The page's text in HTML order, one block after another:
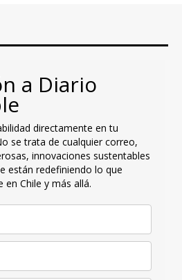
a Diario
directamente en tu
se trata de cualquier correo,
innovaciones sustentables
están redefiniendo lo que
en Chile y más allá.